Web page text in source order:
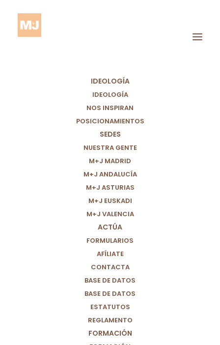
IDEOLOGÍA
IDEOLOGÍA
NOS INSPIRAN
POSICIONAMIENTOS
SEDES
NUESTRA GENTE
M+J MADRID
M+J ANDALUCÍA
M+J ASTURIAS
M+J EUSKADI
M+J VALENCIA
ACTÚA
FORMULARIOS
AFÍLIATE
CONTACTA
BASE DE DATOS
BASE DE DATOS
ESTATUTOS
REGLAMENTO
FORMACIÓN
Concello